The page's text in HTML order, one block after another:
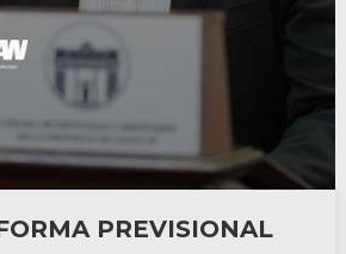
PREVISIONAL